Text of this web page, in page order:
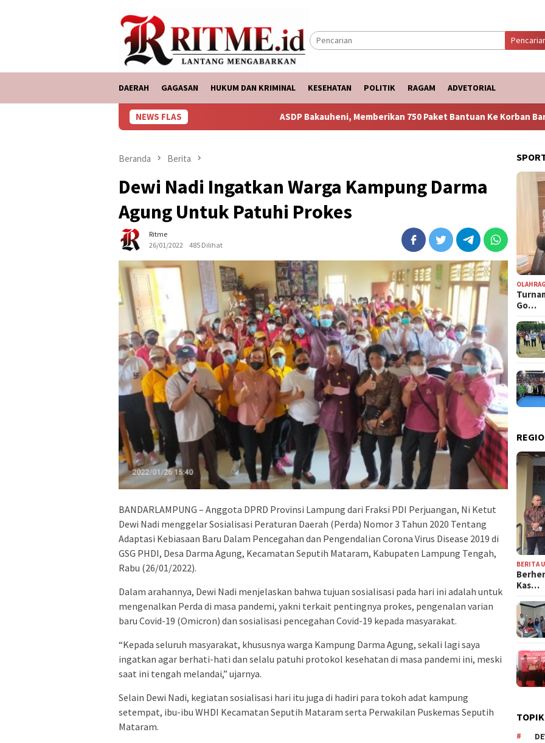
DAERAH GAGASAN HUKUM DAN KRIMINAL KESEHATAN POLITIK RAGAM ADVETORIAL
NEWS FLAS ASDP Bakauheni, Memberikan 750 Paket Bantuan Ke Korban Banjir Puncak
Beranda Berita
Dewi Nadi Ingatkan Warga Kampung Darma
Agung Untuk Patuhi Prokes
Ritme
26/01/2022
485 Dilihat
BANDARLAMPUNG – Anggota DPRD Provinsi Lampung dari Fraksi PDI Perjuangan, Ni Ketut
Dewi Nadi menggelar Sosialisasi Peraturan Daerah (Perda) Nomor 3 Tahun 2020 Tentang
Adaptasi Kebiasaan Baru Dalam Pencegahan dan Pengendalian Corona Virus Disease 2019 di
GSG PHDI, Desa Darma Agung, Kecamatan Seputih Mataram, Kabupaten Lampung Tengah,
Rabu (26/01/2022).
Dalam arahannya, Dewi Nadi menjelaskan bahwa tujuan sosialisasi pada hari ini adalah untuk
mengenalkan Perda di masa pandemi, yakni terkait pentingnya prokes, pengenalan varian
baru Covid-19 (Omicron) dan sosialisasi pencegahan Covid-19 kepada masyarakat.
“Kepada seluruh masyarakat, khususnya warga Kampung Darma Agung, sekali lagi saya
ingatkan agar berhati-hati dan selalu patuhi protokol kesehatan di masa pandemi ini, meski
saat ini tengah melandai,” ujarnya.
Selain Dewi Nadi, kegiatan sosialisasi hari itu juga di hadiri para tokoh adat kampung
setempat, ibu-ibu WHDI Kecamatan Seputih Mataram serta Perwakilan Puskemas Seputih
Mataram.
Go…
BERITA
Kas…